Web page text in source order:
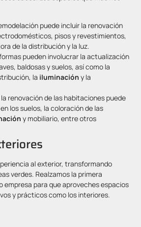
puede incluir la renovación
pisos y revestimientos,
de la distribución y la luz.
pueden involucrar la actualización
baldosas y suelos, así como la
la iluminación y la
la renovación de las habitaciones puede
los suelos, la coloración de las
y mobiliario, entre otros
al exterior, transformando
verdes. Realzamos la primera
empresa para que aproveches espacios
y prácticos como los interiores.